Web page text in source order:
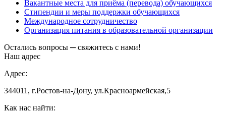
Вакантные места для приёма (перевода) обучающихся
Стипендии и меры поддержки обучающихся
Международное сотрудничество
Организация питания в образовательной организации
Остались вопросы ─ свяжитесь с нами!
Наш адрес
Адрес:
344011, г.Ростов-на-Дону, ул.Красноармейская,5
Как нас найти: